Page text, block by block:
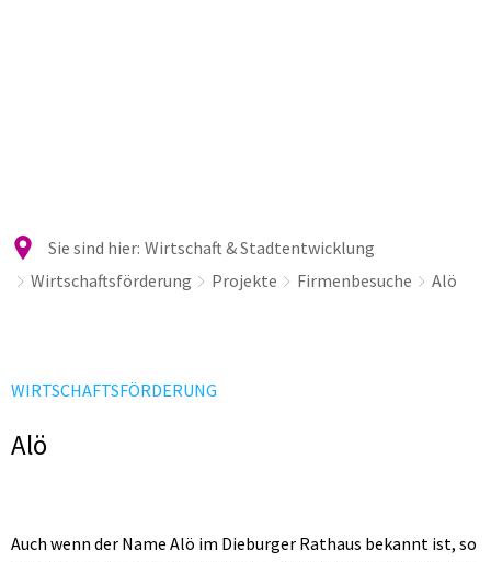
Sie sind hier: Wirtschaft & Stadtentwicklung
Wirtschaftsförderung
Projekte Firmenbesuche Alö
WIRTSCHAFTSFÖRDERUNG
Alö
Auch wenn der Name Alö im Dieburger Rathaus bekannt ist, so